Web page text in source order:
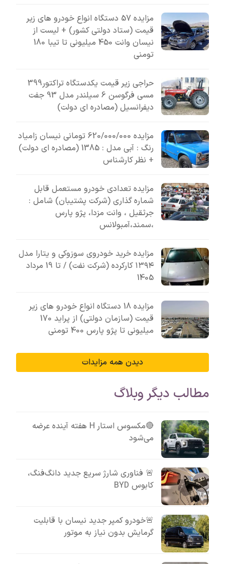
مزایده 57 دستگاه انواع خودرو های زیر
قیمت (ستاد دولتی کشور) + لیست از
نیسان وانت 450 میلیونی تا تیبا 180
تومنی
حراجی زیر قیمت یکدستگاه تراکتور399
مسی فرگوسن 6 سیلندر مدل 93 جفت
دیفرانسیل (مصادره ای دولت)
مزایده 620/000/000 تومانی نیسان زامیاد
رنگ : آبی مدل : 1385 (مصادره ای دولت)
+ نظر کارشناس
مزایده تعدادی خودرو مستعمل قابل
شماره گذاری (شرکت پشتیبان) شامل :
جرثقیل ، وانت مزدا، پژو پارس
،سمند،آمبولانس
مزایده خرید خودروی سوزوکی و یتارا مدل
۱۳۹۴ کارکرده (شرکت نفت) / تا 19 مرداد
1405
مزایده 18 دستگاه انواع خودرو های زیر
قیمت (سازمان دولتی) از پراید 170
میلیونی تا پژو پارس 400 تومنی
دیدن همه مزایدات
مطالب دیگر وبلاگ
🔴مکسوس استار H هفته آینده عرضه
می‌شود
🚨 فناوری شارژ سریع جدید دانگ‌فنگ،
کابوس BYD
🚨خودرو کمپر جدید نیسان با قابلیت
گرمایش بدون نیاز به موتور